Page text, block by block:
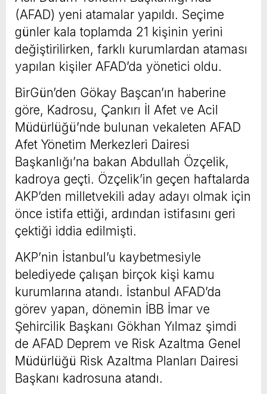
(AFAD) yeni atamalar yapıldı. Seçime
günler kala toplamda 21 kişinin yerini
değiştirilirken, farklı kurumlardan ataması
yapılan kişiler AFAD’da yönetici oldu.
BirGün’den Gökay Başcan’ın haberine
göre, Kadrosu, Çankırı İl Afet ve Acil
Müdürlüğü’nde bulunan vekaleten AFAD
Afet Yönetim Merkezleri Dairesi
Başkanlığı’na bakan Abdullah Özçelik,
kadroya geçti. Özçelik’in geçen haftalarda
AKP’den milletvekili aday adayı olmak için
önce istifa ettiği, ardından istifasını geri
çektiği iddia edilmişti.
AKP’nin İstanbul’u kaybetmesiyle
belediyede çalışan birçok kişi kamu
kurumlarına atandı. İstanbul AFAD’da
görev yapan, dönemin İBB İmar ve
Şehircilik Başkanı Gökhan Yılmaz şimdi
de AFAD Deprem ve Risk Azaltma Genel
Müdürlüğü Risk Azaltma Planları Dairesi
Başkanı kadrosuna atandı.